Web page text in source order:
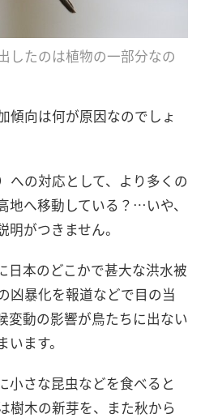
したのは植物の一部分なの
傾向は何が原因なのでしょ
への対応として、より多くの
地へ移動している？…いや、
がつきません。
日本のどこかで甚大な洪水被
凶暴化を報道などで目の当
変動の影響が鳥たちに出ない
ます。
小さな昆虫などを食べると
樹木の新芽を、また秋から